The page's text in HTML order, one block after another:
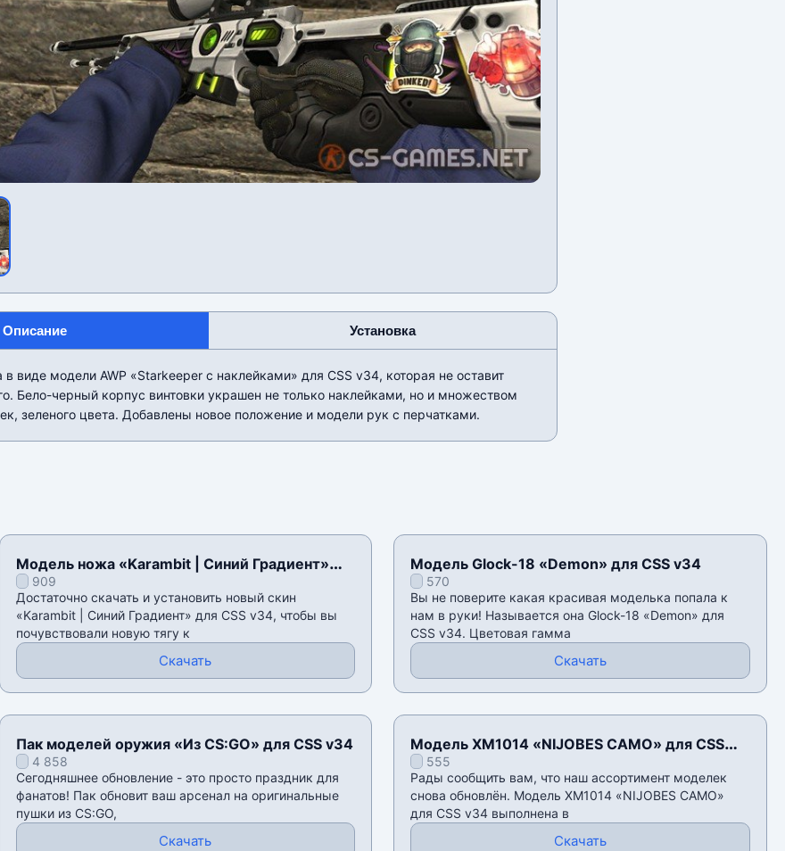
Описание Установка
в виде модели AWP «Starkeeper с наклейками» для CSS v34, которая не оставит
Бело-черный корпус винтовки украшен не только наклейками, но и множеством
зеленого цвета. Добавлены новое положение и модели рук с перчатками.
Модель ножа «Karambit | Синий Градиент»
для CSS v34
909
Достаточно скачать и установить новый скин
«Karambit | Синий Градиент» для CSS v34, чтобы вы
почувствовали новую тягу к
Скачать
Модель Glock-18 «Demon» для CSS v34
570
Вы не поверите какая красивая моделька попала к
нам в руки! Называется она Glock-18 «Demon» для
CSS v34. Цветовая гамма
Скачать
Пак моделей оружия «Из CS:GO» для CSS v34
4 858
Сегодняшнее обновление - это просто праздник для
фанатов! Пак обновит ваш арсенал на оригинальные
пушки из CS:GO,
Скачать
Модель XM1014 «NIJOBES CAMO» для CSS
v34555
Рады сообщить вам, что наш ассортимент моделек
снова обновлён. Модель XM1014 «NIJOBES CAMO»
для CSS v34 выполнена в
Скачать